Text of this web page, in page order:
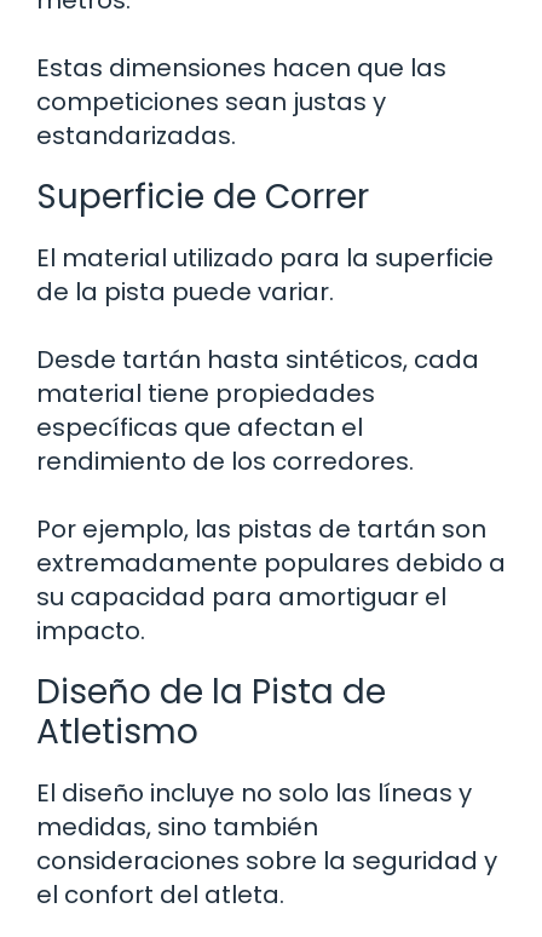
Estas dimensiones hacen que las
competiciones sean justas y
estandarizadas.
Superficie de Correr
El material utilizado para la superficie
de la pista puede variar.
Desde tartán hasta sintéticos, cada
material tiene propiedades
específicas que afectan el
rendimiento de los corredores.
Por ejemplo, las pistas de tartán son
extremadamente populares debido a
su capacidad para amortiguar el
impacto.
Diseño de la Pista de
Atletismo
El diseño incluye no solo las líneas y
medidas, sino también
consideraciones sobre la seguridad y
el confort del atleta.